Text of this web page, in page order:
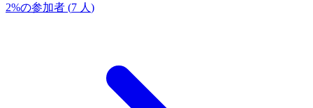
2%の参加者 (7 人 )